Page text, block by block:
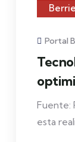
Portal
Fuente:
esta